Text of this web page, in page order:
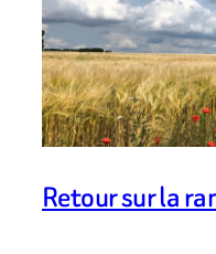
Retour sur la